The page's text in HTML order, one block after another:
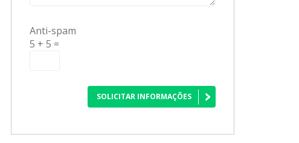
Anti-spam
5 + 5 =
SOLICITAR INFORMAÇÕES